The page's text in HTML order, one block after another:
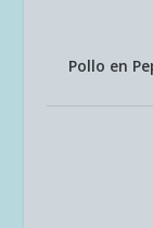
Pollo en